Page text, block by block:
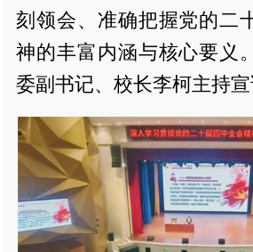
刻领会、准确把握党的二
神的丰富内涵与核心要义
委副书记、校长李柯主持宣